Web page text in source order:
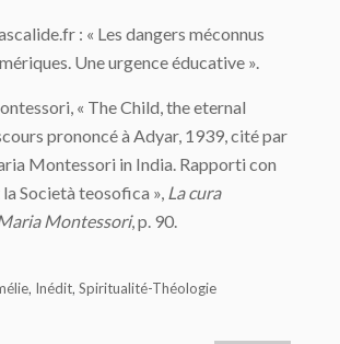
: « Les dangers méconnus
Une urgence éducative ».
« The Child, the eternal
prononcé à Adyar, 1939, cité par
Montessori in India. Rapporti con
Società teosofica », La cura
Montessori, p. 90.
, Inédit, Spiritualité-Théologie